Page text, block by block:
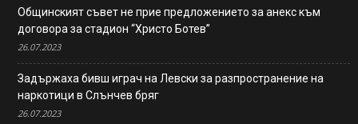
Общинският съвет не прие предложението за анекс към
договора за стадион “Христо Ботев”
26.07.2023
Задържаха бивш играч на Левски за разпространение на
наркотици в Слънчев бряг
26.07.2023